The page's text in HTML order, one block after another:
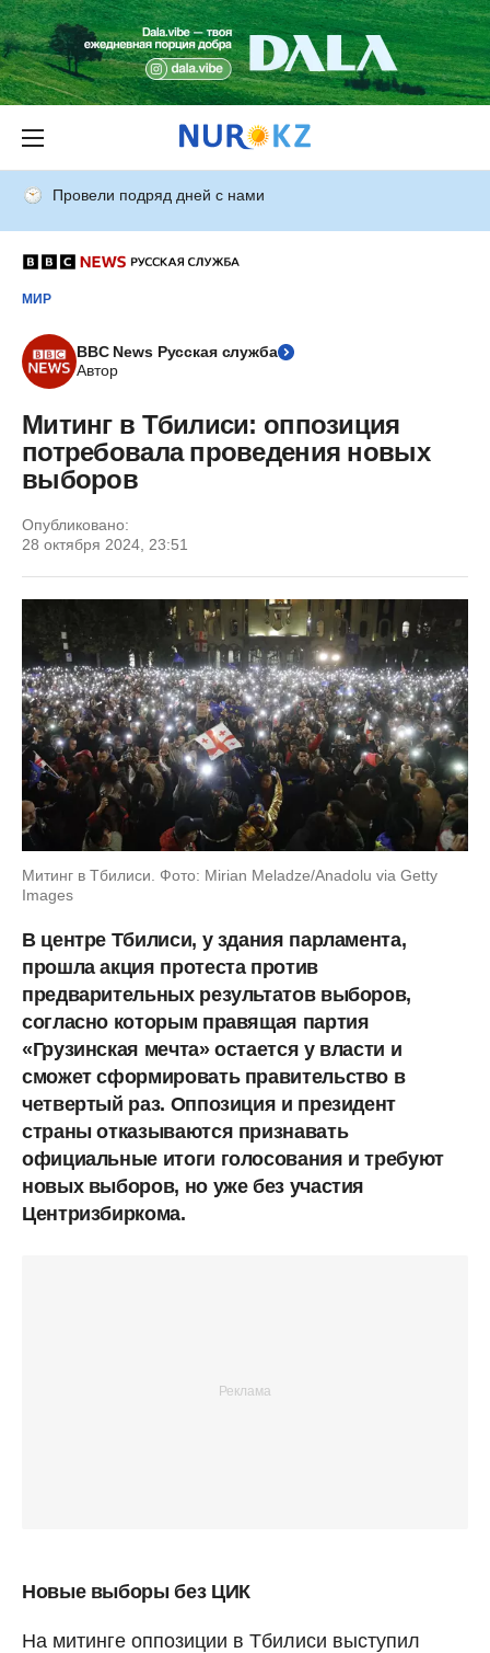
Провели подряд дней с нами
МИР
BBC News Русская служба
Автор
Митинг в Тбилиси: оппозиция
потребовала проведения новых
выборов
Опубликовано:
28 октября 2024, 23:51
Митинг в Тбилиси. Фото: Mirian Meladze/Anadolu via Getty
Images
В центре Тбилиси, у здания парламента,
прошла акция протеста против
предварительных результатов выборов,
согласно которым правящая партия
«Грузинская мечта» остается у власти и
сможет сформировать правительство в
четвертый раз. Оппозиция и президент
страны отказываются признавать
официальные итоги голосования и требуют
новых выборов, но уже без участия
Центризбиркома.
Новые выборы без ЦИК
На митинге оппозиции в Тбилиси выступил